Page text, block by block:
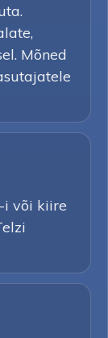
Mõned
i või kiire